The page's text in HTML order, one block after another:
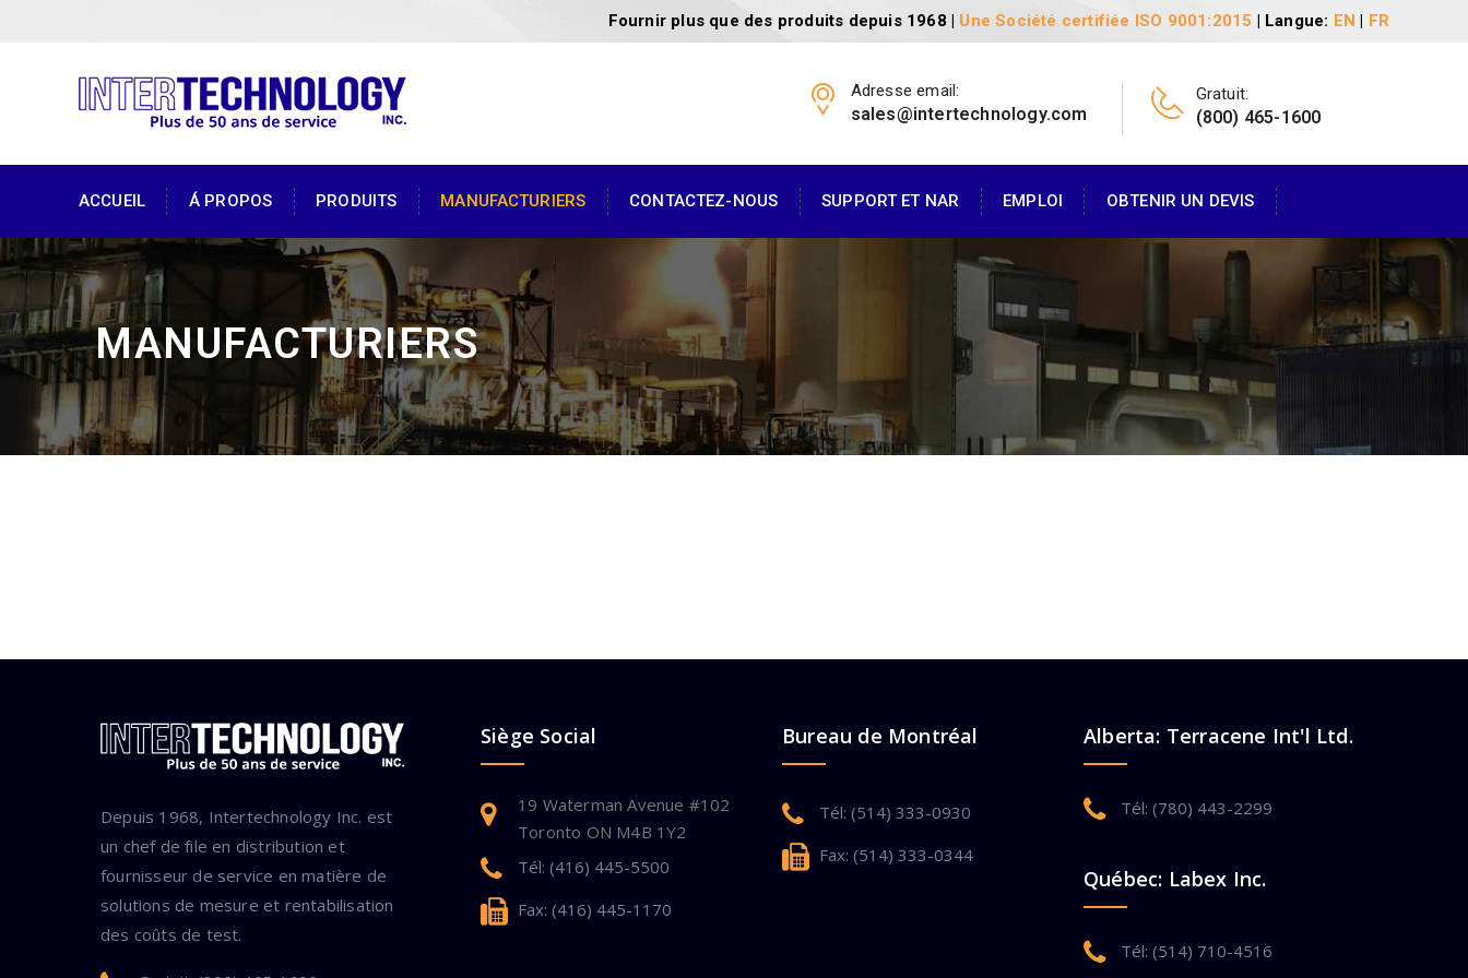
Fournir plus que des produits depuis 1968 | Une Société certifiée ISO 9001:2015 | Langue: EN | FR
Adresse email:
sales@intertechnology.com
Gratuit:
(800) 465-1600
ACCUEIL Á PROPOS PRODUITS MANUFACTURIERS CONTACTEZ-NOUS SUPPORT ET NAR EMPLOI OBTENIR UN DEVIS
MANUFACTURIERS
Depuis 1968, Intertechnology Inc. est
un chef de file en distribution et
fournisseur de service en matière de
solutions de mesure et rentabilisation
des coûts de test.
Siège Social
19 Waterman Avenue #102
Toronto ON M4B 1Y2
Tél: (416) 445-5500
Fax: (416) 445-1170
Bureau de Montréal
Tél: (514) 333-0930
Fax: (514) 333-0344
Alberta: Terracene Int'l Ltd.
Tél: (780) 443-2299
Québec: Labex Inc.
Tél: (514) 710-4516